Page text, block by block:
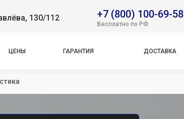
130/112 +7 (800) 100-69-58
Бесплатно по РФ
ЦЕНЫ ГАРАНТИЯ ДОСТАВКА